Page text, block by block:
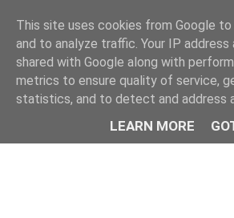
This site uses cookies from Google
and to analyze traffic. Your IP address
shared with Google along with
metrics to ensure quality of service,
statistics, and to detect and address
LEARN MORE